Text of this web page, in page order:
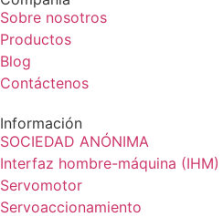
Sobre nosotros
Productos
Blog
Contáctenos
Información
SOCIEDAD ANÓNIMA
Interfaz hombre-máquina (IHM)
Servomotor
Servoaccionamiento